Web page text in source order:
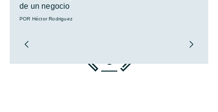
de un negocio
POR Héctor Rodriguez
1